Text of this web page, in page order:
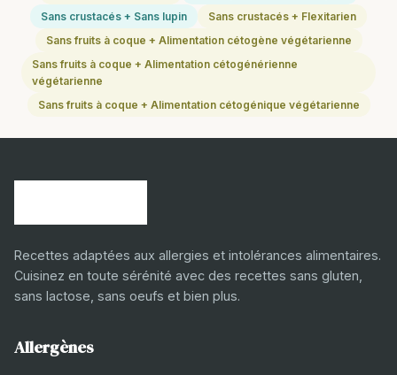
Sans crustacés + Sans lupin
Sans crustacés + Flexitarien
Sans fruits à coque + Alimentation cétogène végétarienne
Sans fruits à coque + Alimentation cétogénérienne
végétarienne
Sans fruits à coque + Alimentation cétogénique végétarienne
Recettes adaptées aux allergies et intolérances alimentaires.
Cuisinez en toute sérénité avec des recettes sans gluten,
sans lactose, sans oeufs et bien plus.
Allergènes